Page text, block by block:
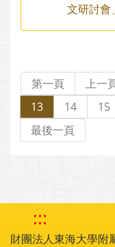
文研討會
第一頁 上一
13
14 15
最後一頁
:::
財團法人東海大學附